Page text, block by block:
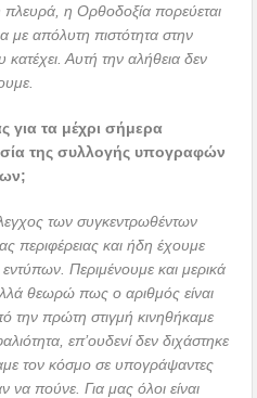
η Ορθοδοξία πορεύεται
με απόλυτη πιστότητα στην
Αυτή την αλήθεια δεν
για τα μέχρι σήμερα
της συλλογής υπογραφών
των συγκεντρωθέντων
περιφέρειας και ήδη έχουμε
Περιμένουμε και μερικά
θεωρώ πως ο αριθμός είναι
την πρώτη στιγμή κινηθήκαμε
επ’ουδενί δεν διχάστηκε
τον κόσμο σε υπογράψαντες
πούνε. Για μας όλοι είναι